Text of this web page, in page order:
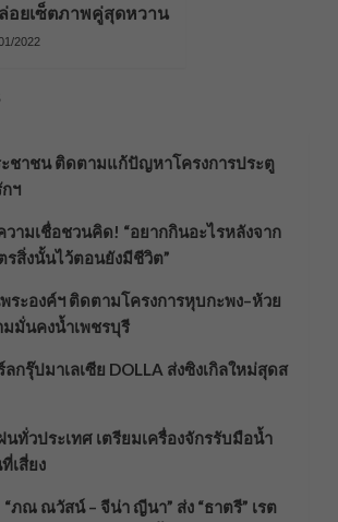
อยเซ็ตภาพคู่สุดหวาน
2022
ชาชน ติดตามแก้ปัญหาโครงการประตู
ฯ
วามเชื่อชวนคิด! “อยากกินอะไรหลังจาก
รสิ่งนั้นไว้ตอนยังมีชีวิต”
ระองค์ฯ ติดตามโครงการหุบกะพง–ห้วย
มมั่นคงน้ำเพชรบุรี
ลกรุ๊ปมาเลเซีย DOLLA ส่งซิงเกิลใหม่สุดส
นทั่วประเทศ เตรียมเครื่องจักรรับมือน้ำ
เสี่ยง
ภณ ณวัสน์ – จีน่า ญีนา” ส่ง “ธาตรี” เรต